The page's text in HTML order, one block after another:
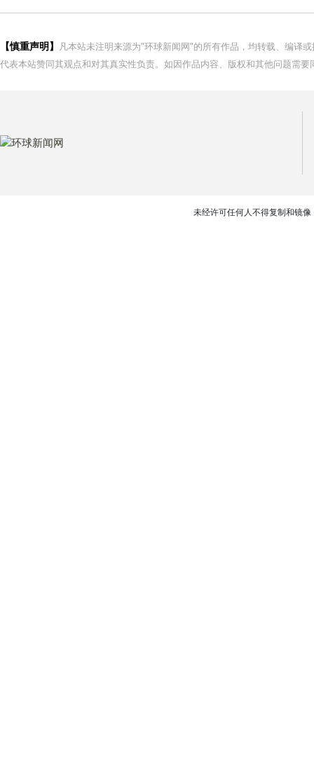
【慎重声明】
凡本站未注明来源为"环球新闻网"的所有作品，均转载、编译
代表本站赞同其观点和对其真实性负责。如因作品内容、版权和其他问题需
未经许可任何人不得复制和镜